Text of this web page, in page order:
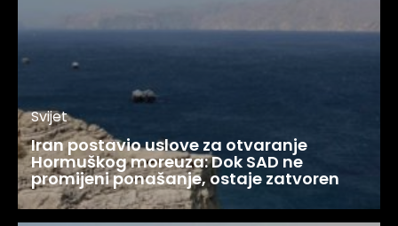
Svijet
Iran postavio uslove za otvaranje
Hormuškog moreuza: Dok SAD ne
promijeni ponašanje, ostaje zatvoren